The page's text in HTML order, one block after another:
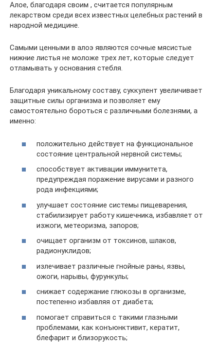
Алое, благодаря своим , считается популярным
лекарством среди всех известных целебных растений в
народной медицине.
Самыми ценными в алоэ являются сочные мясистые
нижние листья не моложе трех лет, которые следует
отламывать у основания стебля.
Благодаря уникальному составу, суккулент увеличивает
защитные силы организма и позволяет ему
самостоятельно бороться с различными болезнями, а
именно:
положительно действует на функциональное
состояние центральной нервной системы;
способствует активации иммунитета,
предупреждая поражение вирусами и разного
рода инфекциями;
улучшает состояние системы пищеварения,
стабилизирует работу кишечника, избавляет от
изжоги, метеоризма, запоров;
очищает организм от токсинов, шлаков,
радионуклидов;
излечивает различные гнойные раны, язвы,
ожоги, нарывы, фурункулы;
снижает содержание глюкозы в организме,
постепенно избавляя от диабета;
помогает справиться с такими глазными
проблемами, как конъюнктивит, кератит,
блефарит и близорукость;